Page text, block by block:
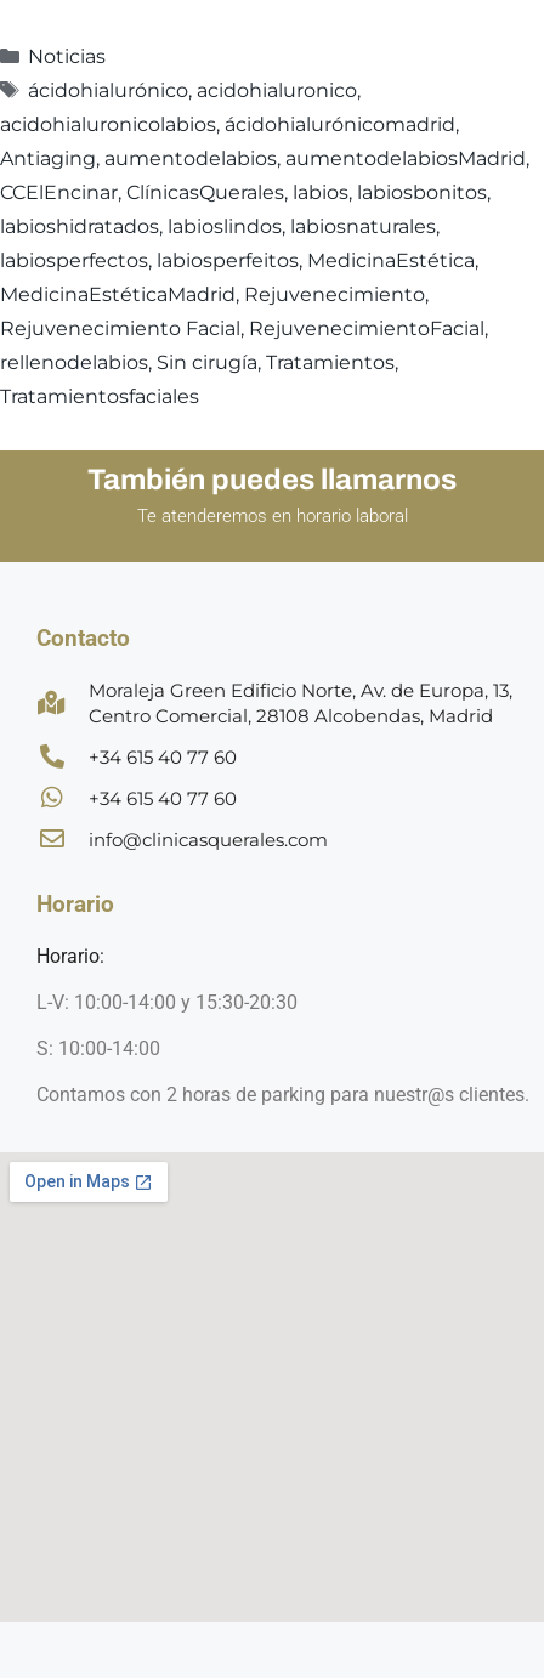
Noticias
ácidohialurónico, acidohialuronico,
acidohialuronicolabios, ácidohialurónicomadrid,
Antiaging, aumentodelabios, aumentodelabiosMadrid,
CCElEncinar, ClínicasQuerales, labios, labiosbonitos,
labioshidratados, labioslindos, labiosnaturales,
labiosperfectos, labiosperfeitos, MedicinaEstética,
MedicinaEstéticaMadrid, Rejuvenecimiento,
Rejuvenecimiento Facial, RejuvenecimientoFacial,
rellenodelabios, Sin cirugía, Tratamientos,
Tratamientosfaciales
También puedes llamarnos
Te atenderemos en horario laboral
Contacto
Moraleja Green Edificio Norte, Av. de Europa, 13,
Centro Comercial, 28108 Alcobendas, Madrid
+34 615 40 77 60
+34 615 40 77 60
info@clinicasquerales.com
Horario
Horario:
L-V: 10:00-14:00 y 15:30-20:30
S: 10:00-14:00
Contamos con 2 horas de parking para nuestr@s clientes.